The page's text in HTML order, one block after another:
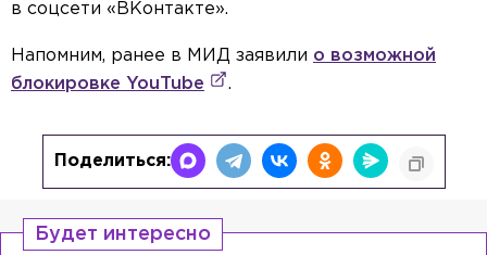
в соцсети «ВКонтакте».
Напомним, ранее в МИД заявили о возможной
блокировке YouTube
.
Поделиться:
Будет интересно